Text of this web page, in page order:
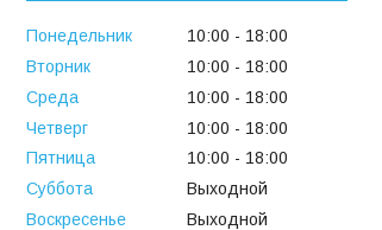
Понедельник 10:00
18:00
Вторник
10:00
18:00
Среда
10:00
18:00
Четверг
10:00
18:00
Пятница
10:00
18:00
Суббота
Выходной
Воскресенье
Выходной